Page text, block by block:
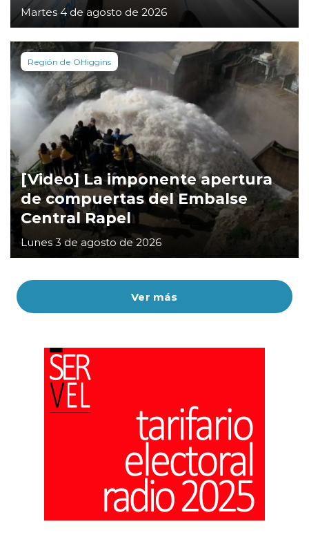
Ver más
Martes 4 de agosto de 2026
Región de OHiggins
[Video] La imponente apertura
de compuertas del Embalse
Central Rapel
Lunes 3 de agosto de 2026